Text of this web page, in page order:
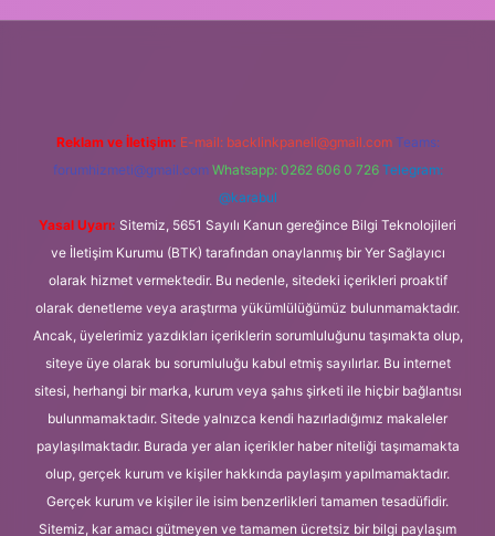
Reklam ve İletişim: E-mail: backlinkpaneli@gmail.com Teams:
forumhizmeti@gmail.com Whatsapp: 0262 606 0 726 Telegram:
@karabul
Yasal Uyarı: Sitemiz, 5651 Sayılı Kanun gereğince Bilgi Teknolojileri
ve İletişim Kurumu (BTK) tarafından onaylanmış bir Yer Sağlayıcı
olarak hizmet vermektedir. Bu nedenle, sitedeki içerikleri proaktif
olarak denetleme veya araştırma yükümlülüğümüz bulunmamaktadır.
Ancak, üyelerimiz yazdıkları içeriklerin sorumluluğunu taşımakta olup,
siteye üye olarak bu sorumluluğu kabul etmiş sayılırlar. Bu internet
sitesi, herhangi bir marka, kurum veya şahıs şirketi ile hiçbir bağlantısı
bulunmamaktadır. Sitede yalnızca kendi hazırladığımız makaleler
paylaşılmaktadır. Burada yer alan içerikler haber niteliği taşımamakta
olup, gerçek kurum ve kişiler hakkında paylaşım yapılmamaktadır.
Gerçek kurum ve kişiler ile isim benzerlikleri tamamen tesadüfidir.
Sitemiz, kar amacı gütmeyen ve tamamen ücretsiz bir bilgi paylaşım